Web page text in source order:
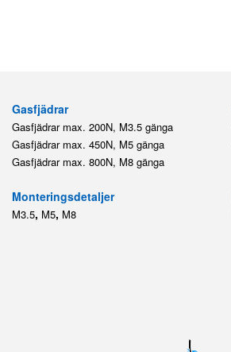
Gasfjädrar
Gasfjädrar max. 200N, M3.5 gänga
Gasfjädrar max. 450N, M5 gänga
Gasfjädrar max. 800N, M8 gänga
Monteringsdetaljer
M3.5, M5, M8